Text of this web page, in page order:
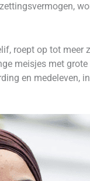
roept op tot
meisjes met
en medeleven,